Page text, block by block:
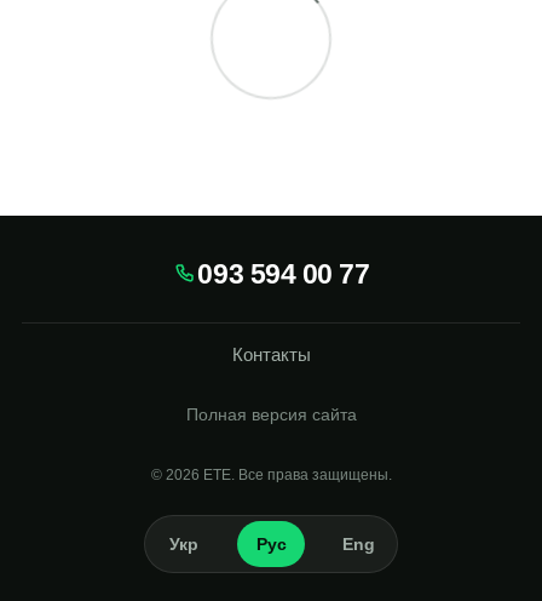
093 594 00 77
Контакты
Полная версия сайта
© 2026
Укр Рус Eng